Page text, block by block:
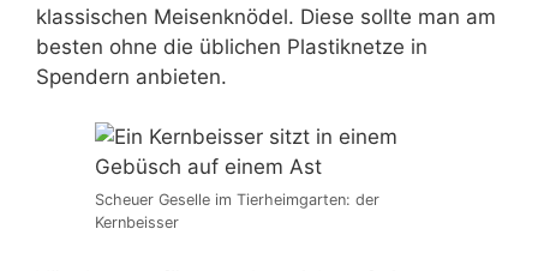
klassischen Meisenknödel. Diese sollte man am
besten ohne die üblichen Plastiknetze in
Spendern anbieten.
Scheuer Geselle im Tierheimgarten: der
Kernbeisser